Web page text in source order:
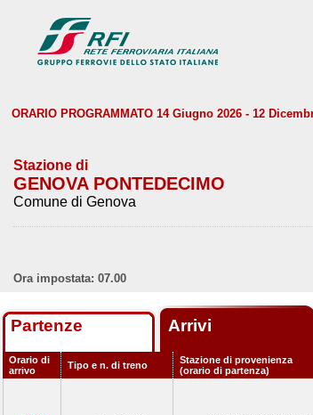
ORARIO PROGRAMMATO 14 Giugno 2026 - 12
Stazione di
GENOVA PONTEDECIMO
Comune di Genova
Ora impostata: 07.00
Partenze Arrivi
Orario di
arrivo
Tipo e n. di treno
Stazione di provenienza
(orario di partenza)